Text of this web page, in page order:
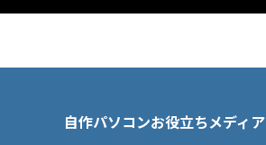
自作パソコンお役立ちメディア